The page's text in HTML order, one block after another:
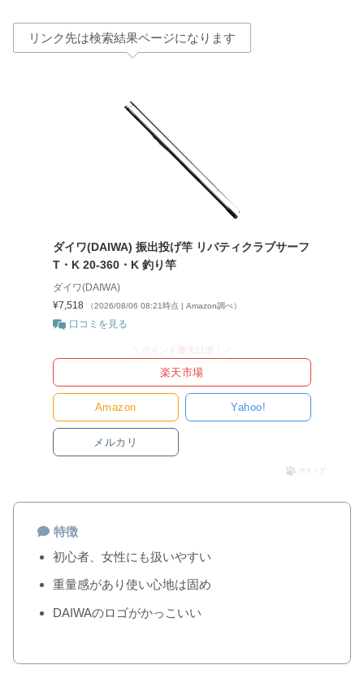
リンク先は検索結果ページになります
ダイワ(DAIWA) 振出投げ竿 リバティクラブサーフ
T・K 20-360・K 釣り竿
ダイワ(DAIWA)
¥7,518
（2026/08/06 08:21時点 | Amazon調べ）
口コミを見る
Amazon
楽天市場
Yahoo!
メルカリ
ポチップ
特徴
初心者、女性にも扱いやすい
重量感があり使い心地は固め
DAIWAのロゴがかっこいい